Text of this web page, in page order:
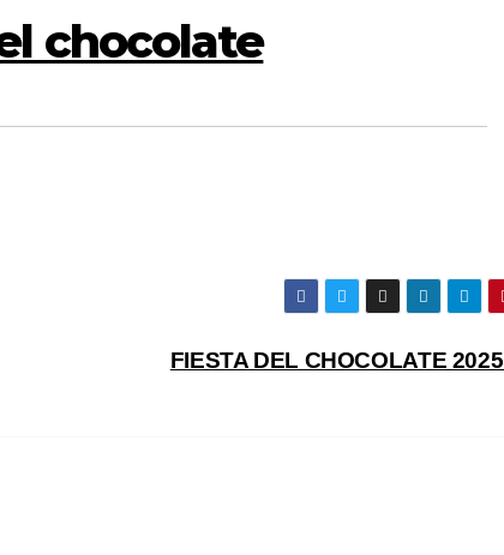
chocolate
FIESTA DEL CHOCOLATE 2025